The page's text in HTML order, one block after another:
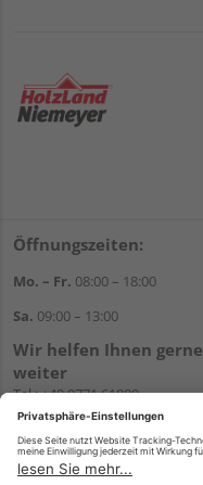
Öffnungszeiten:
Mo. – Fr. 08:00 – 18:00
Sa. 09:00 – 13:00
Wir helfen Ihnen gerne
weiter
Tel.:+49 9771 61880
E-Mail:info@holzland-
niemeyer.de